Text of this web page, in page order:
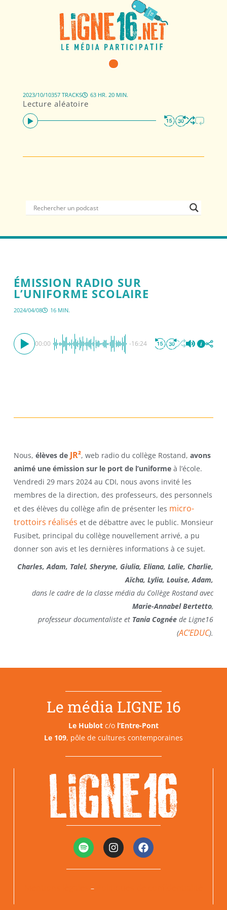
Lecture aléatoire
2023/10/10357 TRACKS 63 HR. 20 MIN.
ÉMISSION RADIO SUR
L’UNIFORME SCOLAIRE
2024/04/08 16 MIN.
00:00 -16:24
Nous, élèves de JR², web radio du collège Rostand, avons
animé une émission sur le port de l’uniformeà l’école.
Vendredi 29 mars 2024 au CDI, nous avons invité les
membres de la direction, des professeurs, des personnels
et des élèves du collège afin de présenter les micro-
trottoirs réalisés et de débattre avec le public. Monsieur
Fusibet, principal du collège nouvellement arrivé, a pu
donner son avis et les dernières informations à ce sujet.
Charles, Adam, Talel, Sheryne, Giulia, Eliana, Lalie, Charlie,
Aïcha, Lylia, Louise, Adam,
dans le cadre de la classe média du Collège Rostand avec
Marie-Annabel Bertetto,
professeur documentaliste et Tania Cognée de Ligne16
(AC’EDUC).
Le média LIGNE 16
Le Hublot c/o l’Entre-Pont
Le 109, pôle de cultures contemporaines
–